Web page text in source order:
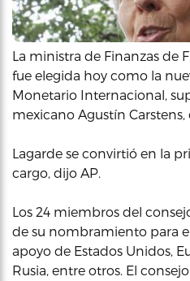
La ministra de Finanzas de
fue elegida hoy como la
Monetario Internacional,
mexicano Agustín
Lagarde se convirtió en la
cargo, dijo AP.
Los 24 miembros del
de su nombramiento para
apoyo de Estados Unidos,
Rusia, entre otros. El